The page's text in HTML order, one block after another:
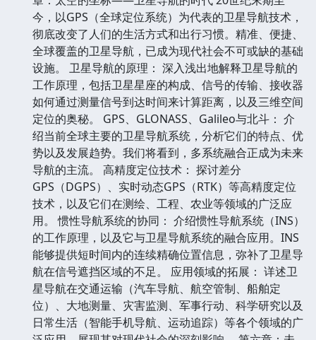
今，以GPS（全球定位系统）为代表的卫星导航技术，
彻底改变了人们的生活方式和出行习惯。精准、便捷、
全球覆盖的卫星导航，已成为现代社会不可或缺的基础
设施。 卫星导航的原理： 深入浅出地解释卫星导航的
工作原理，包括卫星星座的构成、信号的传输、接收器
如何通过测量信号到达时间来计算距离，以及三维空间
定位的奥秘。 GPS、GLONASS、Galileo与北斗： 介
绍当前全球主要的卫星导航系统，分析它们的特点、优
势以及发展趋势。我们将看到，多系统融合正成为未来
导航的主流。 高精度定位技术： 探讨差分
GPS（DGPS）、实时动态GPS（RTK）等高精度定位
技术，以及它们在测绘、工程、农业等领域的广泛应
用。 惯性导航系统的协同： 介绍惯性导航系统（INS）
的工作原理，以及它与卫星导航系统的融合应用。INS
能够提供短时间内的连续精确位置信息，弥补了卫星导
航在信号遮挡区域的不足。 应用领域的拓展： 详述卫
星导航在交通运输（汽车导航、航空管制、船舶定
位）、大地测量、灾害监测、军事行动、科学研究以及
日常生活（智能手机导航、运动追踪）等各个领域的广